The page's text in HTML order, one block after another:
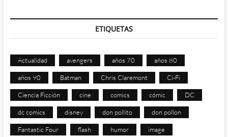
ETIQUETAS
Actualidad avengers años 70 años 80
años 90 Batman Chris Claremont Ci-Fi
Ciencia Ficción cine comics cómic DC
dc comics disney don pollito don pollon
Fantastic Four flash humor image